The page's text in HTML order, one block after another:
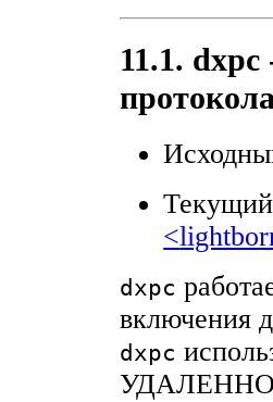
11.1.
<
dxpc
включения
dxpc